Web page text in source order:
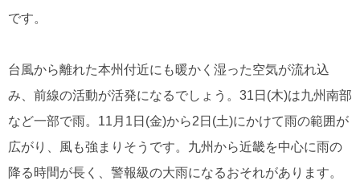
です。
台風から離れた本州付近にも暖かく湿った空気が流れ込
み、前線の活動が活発になるでしょう。31日(木)は九州南部
など一部で雨。11月1日(金)から2日(土)にかけて雨の範囲が
広がり、風も強まりそうです。九州から近畿を中心に雨の
降る時間が長く、警報級の大雨になるおそれがあります。